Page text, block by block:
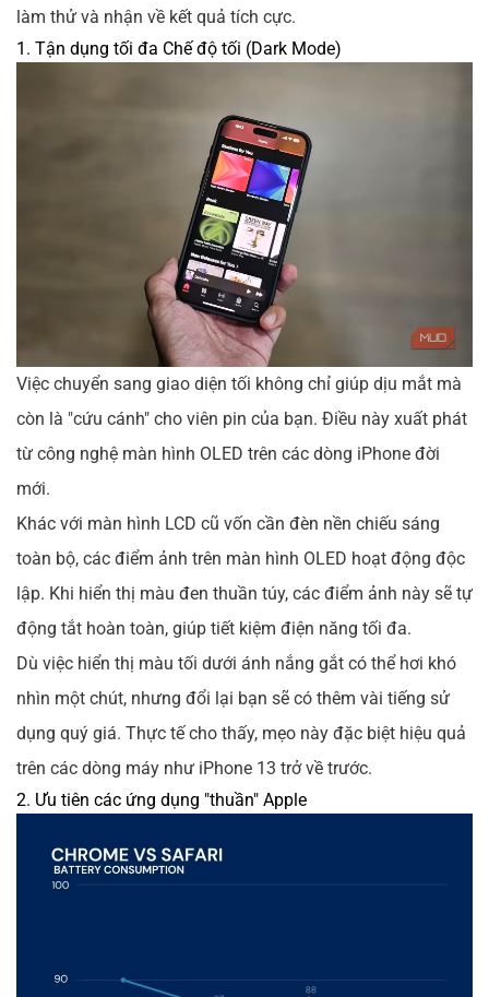
làm thử và nhận về kết quả tích cực.
1. Tận dụng tối đa Chế độ tối (Dark Mode)
Việc chuyển sang giao diện tối không chỉ giúp dịu mắt mà
còn là "cứu cánh" cho viên pin của bạn. Điều này xuất phát
từ công nghệ màn hình OLED trên các dòng iPhone đời
mới.
Khác với màn hình LCD cũ vốn cần đèn nền chiếu sáng
toàn bộ, các điểm ảnh trên màn hình OLED hoạt động độc
lập. Khi hiển thị màu đen thuần túy, các điểm ảnh này sẽ tự
động tắt hoàn toàn, giúp tiết kiệm điện năng tối đa.
Dù việc hiển thị màu tối dưới ánh nắng gắt có thể hơi khó
nhìn một chút, nhưng đổi lại bạn sẽ có thêm vài tiếng sử
dụng quý giá. Thực tế cho thấy, mẹo này đặc biệt hiệu quả
trên các dòng máy như iPhone 13 trở về trước.
2. Ưu tiên các ứng dụng "thuần" Apple